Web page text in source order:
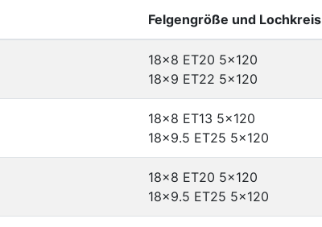
Felgengröße und Lochkreis
18x8 ET20 5x120
18x9 ET22 5x120
18x8 ET13 5x120
18x9.5 ET25 5x120
18x8 ET20 5x120
18x9.5 ET25 5x120